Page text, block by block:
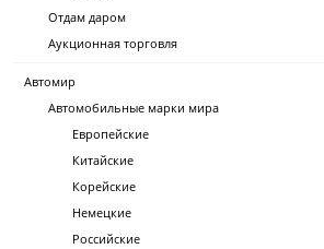
Отдам даром
Аукционная торговля
Автомир
Автомобильные марки мира
Европейские
Китайские
Корейские
Немецкие
Российские